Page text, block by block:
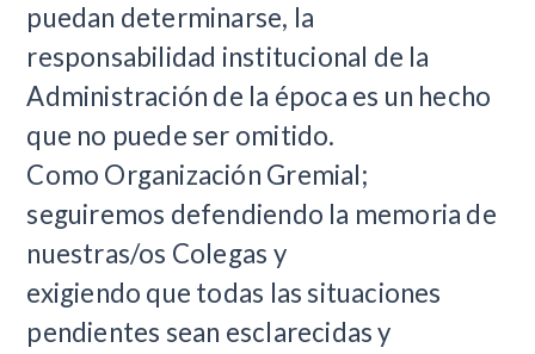
puedan determinarse, la
responsabilidad institucional de la
Administración de la época es un hecho
que no puede ser omitido.
Como Organización Gremial;
seguiremos defendiendo la memoria de
nuestras/os Colegas y
exigiendo que todas las situaciones
pendientes sean esclarecidas y